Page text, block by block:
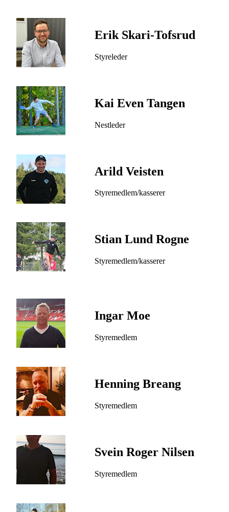
Erik Skari-Tofsrud
Styreleder
Kai Even Tangen
Nestleder
Arild Veisten
Styremedlem/kasserer
Stian Lund Rogne
Styremedlem/kasserer
Ingar Moe
Styremedlem
Henning Breang
Styremedlem
Svein Roger Nilsen
Styremedlem